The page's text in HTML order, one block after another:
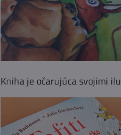
Kniha je očarujúca svojimi